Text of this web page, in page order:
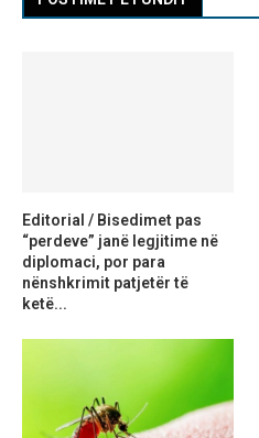
Editorial / Bisedimet pas
“perdeve” janë legjitime në
diplomaci, por para
nënshkrimit patjetër të
ketë...